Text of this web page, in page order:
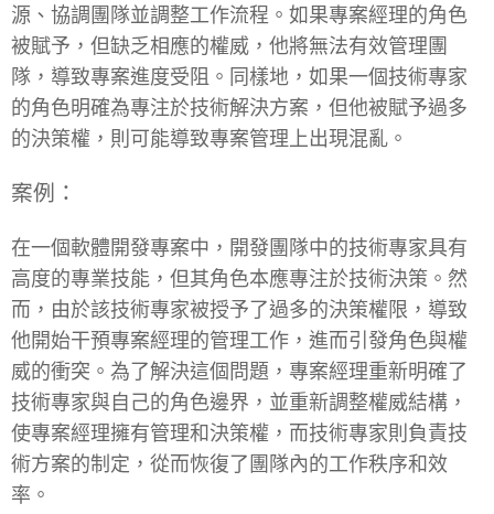
源、協調團隊並調整工作流程。如果專案經理的角色
被賦予，但缺乏相應的權威，他將無法有效管理團
隊，導致專案進度受阻。同樣地，如果一個技術專家
的角色明確為專注於技術解決方案，但他被賦予過多
的決策權，則可能導致專案管理上出現混亂。
案例：
在一個軟體開發專案中，開發團隊中的技術專家具有
高度的專業技能，但其角色本應專注於技術決策。然
而，由於該技術專家被授予了過多的決策權限，導致
他開始干預專案經理的管理工作，進而引發角色與權
威的衝突。為了解決這個問題，專案經理重新明確了
技術專家與自己的角色邊界，並重新調整權威結構，
使專案經理擁有管理和決策權，而技術專家則負責技
術方案的制定，從而恢復了團隊內的工作秩序和效
率。